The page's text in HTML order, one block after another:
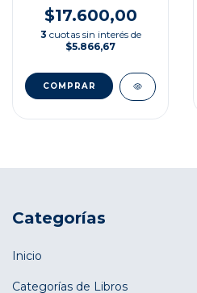
$17.600,00
3 cuotas sin interés de
$5.866,67
Categorías
Inicio
Categorías de Libros